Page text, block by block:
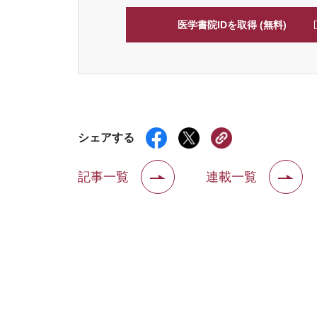
医学書院IDを取得 (無料)
シェアする
記事一覧 連載一覧